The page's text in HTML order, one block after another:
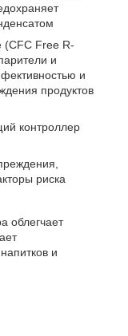
(CFC Free R-
и
и
продуктов
контроллер
риска
облегчает
и